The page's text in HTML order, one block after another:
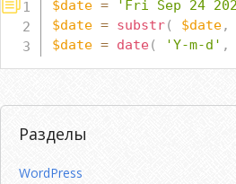
$date =
'Fri Sep 24
$date = substr( $date,
$date = date( 'Y-m-d' ,
Разделы
WordPress